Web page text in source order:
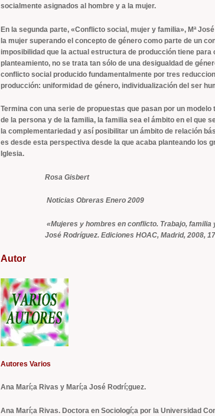
socialmente asignados al hombre y a la mujer.
En la segunda parte, «Conflicto social, mujer y familia», Mª
la mujer superando el concepto de género como parte de un
imposibilidad que la actual estructura de producción tiene
planteamiento, no se trata tan sólo de una desigualdad de
conflicto social producido fundamentalmente por tres
producción: uniformidad de género, individualización del ser
Termina con una serie de propuestas que pasan por un
de la persona y de la familia, la familia sea el ámbito en el que
la complementariedad y así posibilitar un ámbito de relación
es desde esta perspectiva desde la que acaba planteando los
Iglesia.
Rosa Gisbert
Noticias Obreras Enero 2009
«Mujeres y hombres en conflicto. Trabajo,
José Rodríguez. Ediciones HOAC, Madrid, 2008,
Autor
Autores Varios
Ana Marí;a Rivas y Marí;a José Rodrí;guez.
Ana Marí;a Rivas. Doctora en Sociologí;a por la Universidad